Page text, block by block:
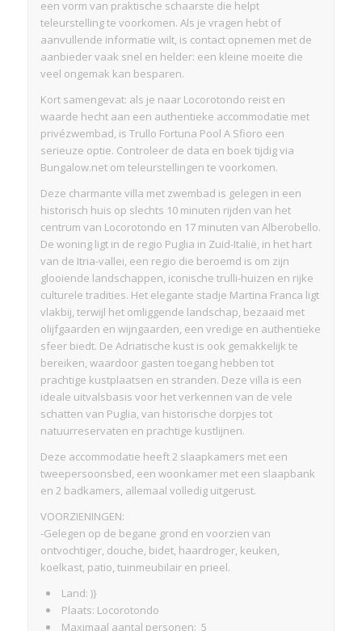
een vorm van praktische schaarste die helpt
teleurstelling te voorkomen. Als je vragen hebt of
aanvullende informatie wilt, is contact opnemen met de
aanbieder vaak snel en helder: een kleine moeite die
veel ongemak kan besparen.
Kort samengevat: als je naar Locorotondo reist en
waarde hecht aan een authentieke accommodatie met
privézwembad, is Trullo Fortuna Pool A Sfioro een
serieuze optie. Controleer de data en boek tijdig via
Bungalow.net om teleurstellingen te voorkomen.
Deze charmante villa met zwembad is gelegen in een
historisch huis op slechts 10 minuten rijden van het
centrum van Locorotondo en 17 minuten van Alberobello.
De woning ligt in de regio Puglia in Zuid-Italië, in het hart
van de Itria-vallei, een regio die beroemd is om zijn
glooiende landschappen, iconische trulli-huizen en rijke
culturele tradities. Het elegante stadje Martina Franca ligt
vlakbij, terwijl het omliggende landschap, bezaaid met
olijfgaarden en wijngaarden, een vredige en authentieke
sfeer biedt. De Adriatische kust is ook gemakkelijk te
bereiken, waardoor gasten toegang hebben tot
prachtige kustplaatsen en stranden. Deze villa is een
ideale uitvalsbasis voor het verkennen van de vele
schatten van Puglia, van historische dorpjes tot
natuurreservaten en prachtige kustlijnen.
Deze accommodatie heeft 2 slaapkamers met een
tweepersoonsbed, een woonkamer met een slaapbank
en 2 badkamers, allemaal volledig uitgerust.
VOORZIENINGEN:
-Gelegen op de begane grond en voorzien van
ontvochtiger, douche, bidet, haardroger, keuken,
koelkast, patio, tuinmeubilair en prieel.
Land: )}
Plaats: Locorotondo
Maximaal aantal personen: 5